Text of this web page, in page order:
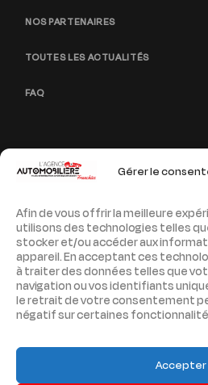
Gérer le
Afin de vous offrir la meilleure
utilisons des technologies telles
stocker et/ou accéder aux
appareil. En acceptant ces
à traiter des données telles que
navigation ou vos identifiants
le retrait de votre consentement
négatif sur certaines
Accepter
NOS PARTENAIRES
TOUTES LES ACTUALITÉS
FAQ
PAGES LÉGALES
MENTIONS LÉGALES
POLITIQUE DE CONFIDENTIALITÉ
PLAN DE SITE